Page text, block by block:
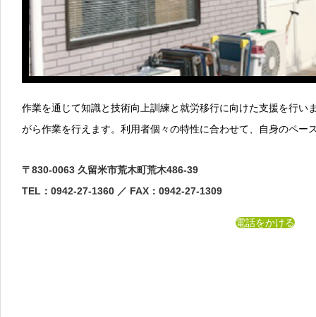
作業を通じて知識と技術向上訓練と就労移行に向けた支援を行い
がら作業を行えます。利用者個々の特性に合わせて、自身のペー
〒830-0063 久留米市荒木町荒木486-39
TEL：0942-27-1360 ／ FAX：0942-27-1309
電話をかける